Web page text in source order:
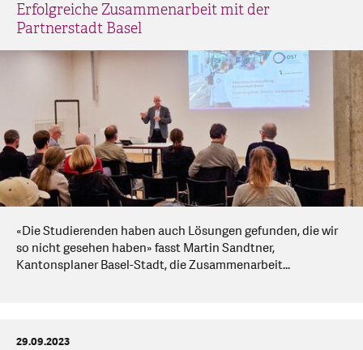
Erfolgreiche Zusammenarbeit mit der
Partnerstadt Basel
«Die Studierenden haben auch Lösungen gefunden, die wir
so nicht gesehen haben» fasst Martin Sandtner,
Kantonsplaner Basel-Stadt, die Zusammenarbeit...
29.09.2023